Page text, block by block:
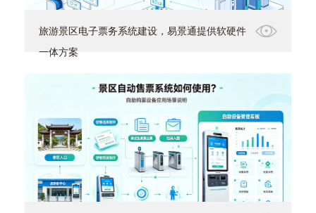
旅游景区电子票务系统建设，易景通提供软硬件
一体方案